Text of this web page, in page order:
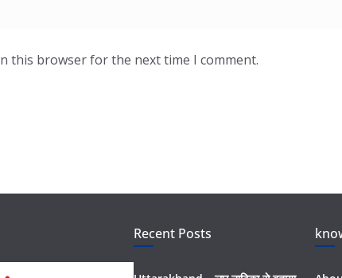
this browser for the next time I comment.
Recent Posts